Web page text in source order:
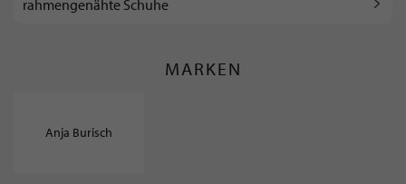
rahmengenähte Schuhe
MARKEN
Anja Burisch